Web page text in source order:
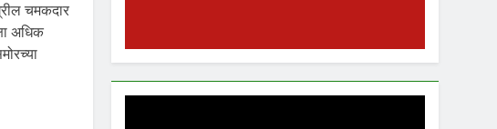
चमकदार
अधिक